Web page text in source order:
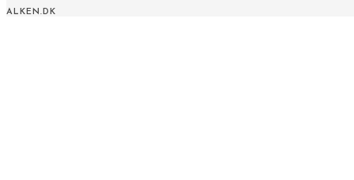
ALKEN.DK